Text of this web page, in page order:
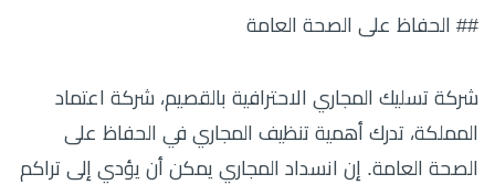
## الحفاظ على الصحة العامة
شركة تسليك المجاري الاحترافية بالقصيم، شركة اعتماد
المملكة، تدرك أهمية تنظيف المجاري في الحفاظ على
الصحة العامة. إن انسداد المجاري يمكن أن يؤدي إلى تراكم